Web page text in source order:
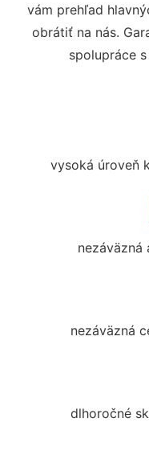
vám prehľad
obrátiť na nás.
spolupráce
vysoká úroveň
nezáväzná
nezáväzná
dlhoročné